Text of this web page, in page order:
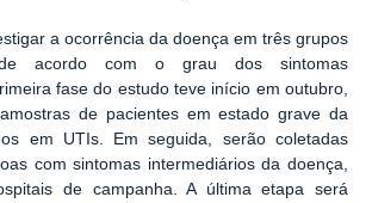
a ocorrência da doença em três grupos
acordo com o grau dos sintomas
fase do estudo teve início em outubro,
de pacientes em estado grave da
em UTIs. Em seguida, serão coletadas
com sintomas intermediários da doença,
de campanha. A última etapa será